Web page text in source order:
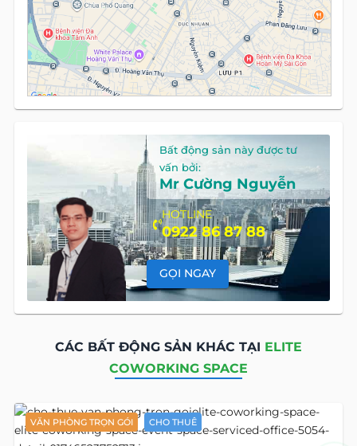
Bất động sản này được tư
vấn bởi:
Mr Cường Nguyễn
HOTLINE
0922 86 87 88
GỌI NGAY
CÁC BẤT ĐỘNG SẢN KHÁC TẠI ELITE
COWORKING SPACE
VĂN PHÒNG TRỌN GÓI CHO THUÊ